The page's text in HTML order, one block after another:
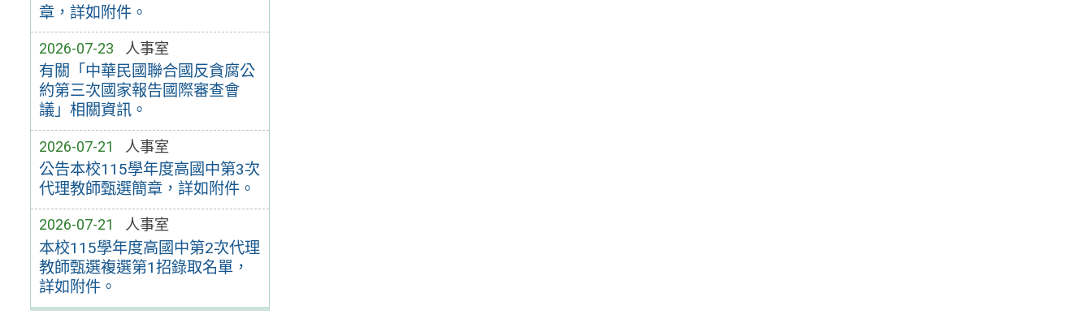
章，詳如附件。
2026-07-23 人事室
有關「中華民國聯合國反貪腐公
約第三次國家報告國際審查會
議」相關資訊。
2026-07-21 人事室
公告本校115學年度高國中第3次
代理教師甄選簡章，詳如附件。
2026-07-21 人事室
本校115學年度高國中第2次代理
教師甄選複選第1招錄取名單，
詳如附件。